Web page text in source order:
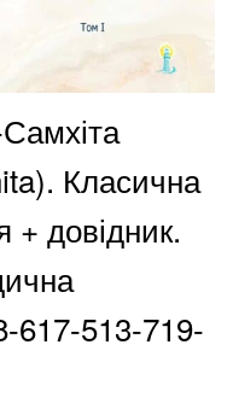
Класична
+ довідник.
617-513-719-